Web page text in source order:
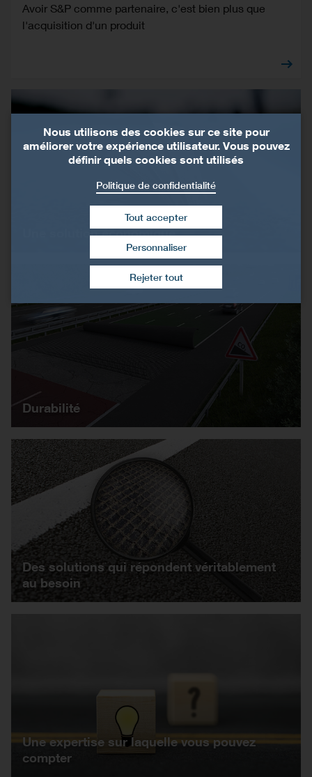
Avoir S&P comme partenaire, c'est bien plus que
l'acquisition d'un produit
Une solution économique
Durabilité
Des solutions qui répondent véritablement
au besoin
Une expertise sur laquelle vous pouvez
compter
Nous utilisons des cookies sur ce site pour
améliorer votre expérience utilisateur. Vous pouvez
définir quels cookies sont utilisés
Politique de confidentialité
Rejeter tout
Tout accepter
Retirer le consentement
Personnaliser